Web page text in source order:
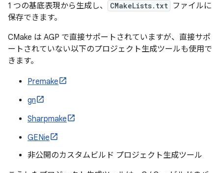
1 つの基底表現から生成し、
CMakeLists.txt ファイルに
保存できます。
CMake は AGP で直接サポートされていますが、直接サポ
ートされていない以下のプロジェクト生成ツールも使用で
きます。
Premake
gn
Sharpmake
GENie
非公開のカスタムビルド プロジェクト生成ツール